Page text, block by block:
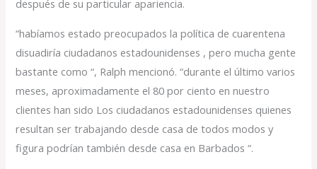
después de su particular apariencia.
“habíamos estado preocupados la política de cuarentena
disuadiría ciudadanos estadounidenses , pero mucha gente
bastante como “, Ralph mencionó. “durante el último varios
meses, aproximadamente el 80 por ciento en nuestro
clientes han sido Los ciudadanos estadounidenses quienes
resultan ser trabajando desde casa de todos modos y
figura podrían también desde casa en Barbados “.